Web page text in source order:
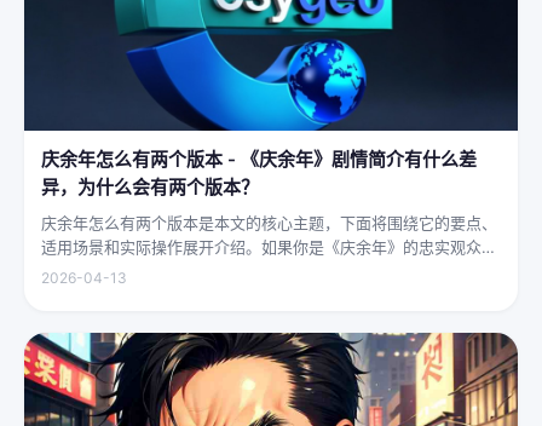
庆余年怎么有两个版本 - 《庆余年》剧情简介有什么差
异，为什么会有两个版本？
庆余年怎么有两个版本是本文的核心主题，下面将围绕它的要点、
适用场景和实际操作展开介绍。如果你是《庆余年》的忠实观众，
可能会发现这部剧在不同视频平台上呈现出两个略有差异的版本，
2026-04-13